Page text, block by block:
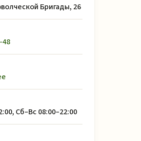
Бригады, 26
48
Сб–Вс 08:00–22:00